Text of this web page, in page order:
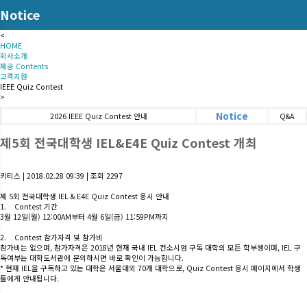
Notice
<
HOME
회사소개
제공 Contents
고객지원
IEEE Quiz Contest
>
2026 IEEE Quiz Contest 안내
Notice Q&A
제5회 전국대학생 IEL&E4E Quiz Contest 개최
키티스 | 2018.02.28 09:39 | 조회 2297
제 5회 전국대학생 IEL & E4E Quiz Contest 응시 안내
1. Contest 기간
3월 12일(월) 12:00AM부터 4월 6일(금) 11:59PM까지
2. Contest 참가자격 및 참가비
참가비는 없으며, 참가자격은 2018년 현재 국내 IEL 컨소시엄 구독 대학의 모든 학부생이며, IEL 구
독여부는 대학도서관에 문의하시면 바로 확인이 가능합니다.
* 현재 IEL을 구독하고 있는 대학은 서울대외 70개 대학으로, Quiz Contest 응시 페이지에서 학생
들에게 안내됩니다.